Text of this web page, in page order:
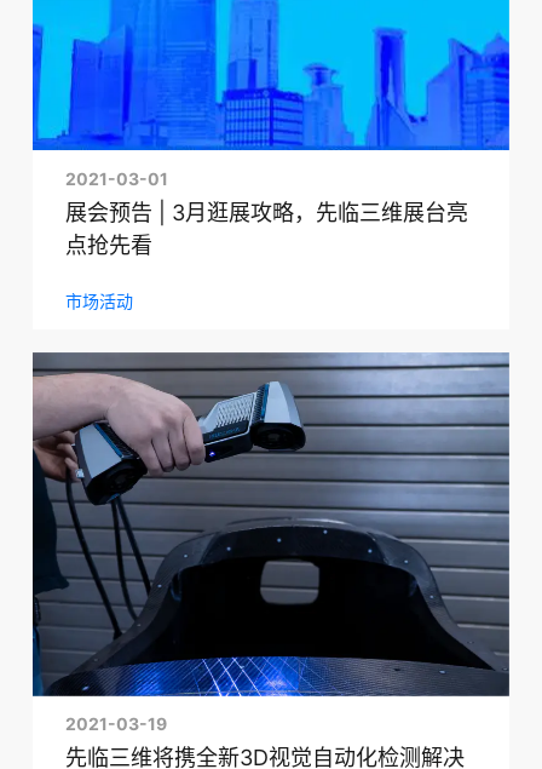
2021-03-01
展会预告 | 3月逛展攻略，先临三维展台亮
点抢先看
市场活动
2021-03-19
先临三维将携全新3D视觉自动化检测解决